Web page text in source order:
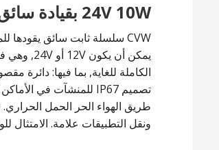
24V 10W بقيادة سائق للماء IP67 -CVW سلسلة
يمكن أن يكون 12V أو 24V, وهي فلفل مطالب العمل الجهد من المنتجات. الإضاءة
الكاملة للغاية, بما فيها: دائرة
ونقل التطبيقات علامة. الامتثال للوائح